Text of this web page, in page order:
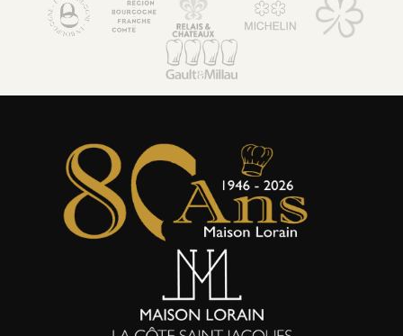
Maison Lorain
Restaurant 2*
Séminaires & Evènements
Offres & forfaits
Activités
Actualités
Boutique et coffrets cadeaux
Environnement & Biodiversité
Galerie Photos
Contact & accès